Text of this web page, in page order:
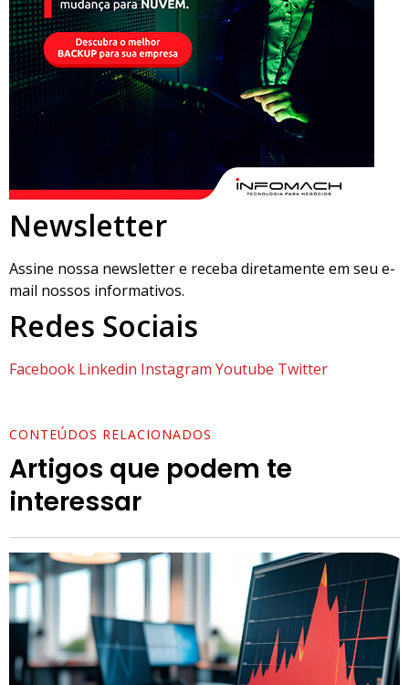
Newsletter
Assine nossa newsletter e receba diretamente em seu e-
mail nossos informativos.
Redes Sociais
Facebook Linkedin Instagram Youtube Twitter
CONTEÚDOS RELACIONADOS
Artigos que podem te
interessar